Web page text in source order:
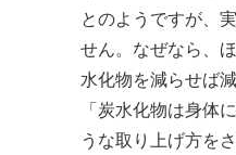
とのようですが、
せん。なぜなら、
水化物を減らせば
「炭水化物は身体
うな取り上げ方を